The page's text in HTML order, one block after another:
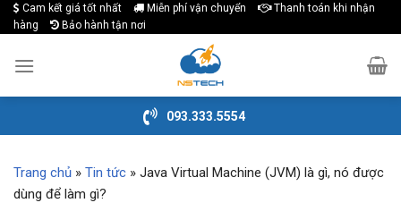
Skip
to
content
Cam kết giá tốt nhất Miễn phí vận chuyển
Thanh toán khi nhận
hàng
Bảo hành tận nơi
093.333.5554
Trang chủ » Tin tức » Java Virtual Machine (JVM) là gì, nó được
dùng để làm gì?